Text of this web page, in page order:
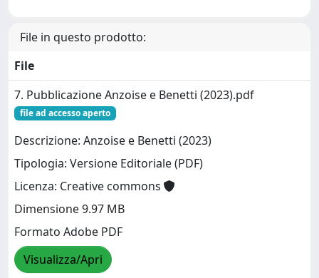
File in questo prodotto:
File
7. Pubblicazione Anzoise e Benetti (2023).pdf
file ad accesso aperto
Descrizione: Anzoise e Benetti (2023)
Tipologia: Versione Editoriale (PDF)
Licenza: Creative commons
Dimensione 9.97 MB
Formato Adobe PDF
Visualizza/Apri